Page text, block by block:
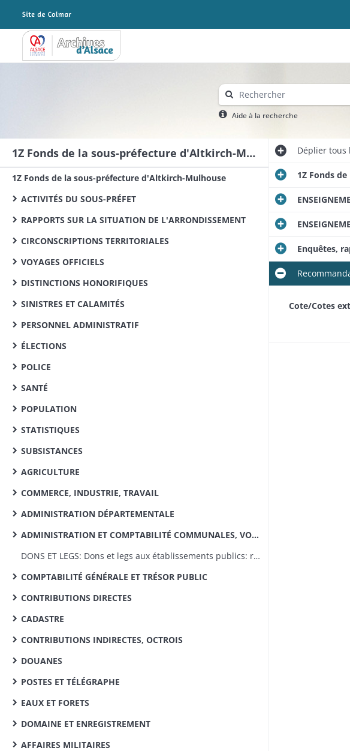
Archives Alsace - Colmar
Aide à la recherche
1Z Fonds de la sous-préfecture d'Altkirch-Mulhouse
1Z Fonds de la sous-préfecture d'Altkirch-Mulhouse
ACTIVITÉS DU SOUS-PRÉFET
RAPPORTS SUR LA SITUATION DE L'ARRONDISSEMENT
CIRCONSCRIPTIONS TERRITORIALES
VOYAGES OFFICIELS
DISTINCTIONS HONORIFIQUES
SINISTRES ET CALAMITÉS
PERSONNEL ADMINISTRATIF
ÉLECTIONS
POLICE
SANTÉ
POPULATION
STATISTIQUES
SUBSISTANCES
AGRICULTURE
COMMERCE, INDUSTRIE, TRAVAIL
ADMINISTRATION DÉPARTEMENTALE
ADMINISTRATION ET COMPTABILITÉ COMMUNALES, VOIRIE VICINALE
DONS ET LEGS: Dons et legs aux établissements publics: réglementation, statistiques
COMPTABILITÉ GÉNÉRALE ET TRÉSOR PUBLIC
CONTRIBUTIONS DIRECTES
CADASTRE
CONTRIBUTIONS INDIRECTES, OCTROIS
DOUANES
POSTES ET TÉLÉGRAPHE
EAUX ET FORETS
DOMAINE ET ENREGISTREMENT
AFFAIRES MILITAIRES
Dépliertous
1Z Fonds
Enquêtes,
Cote/Cotes